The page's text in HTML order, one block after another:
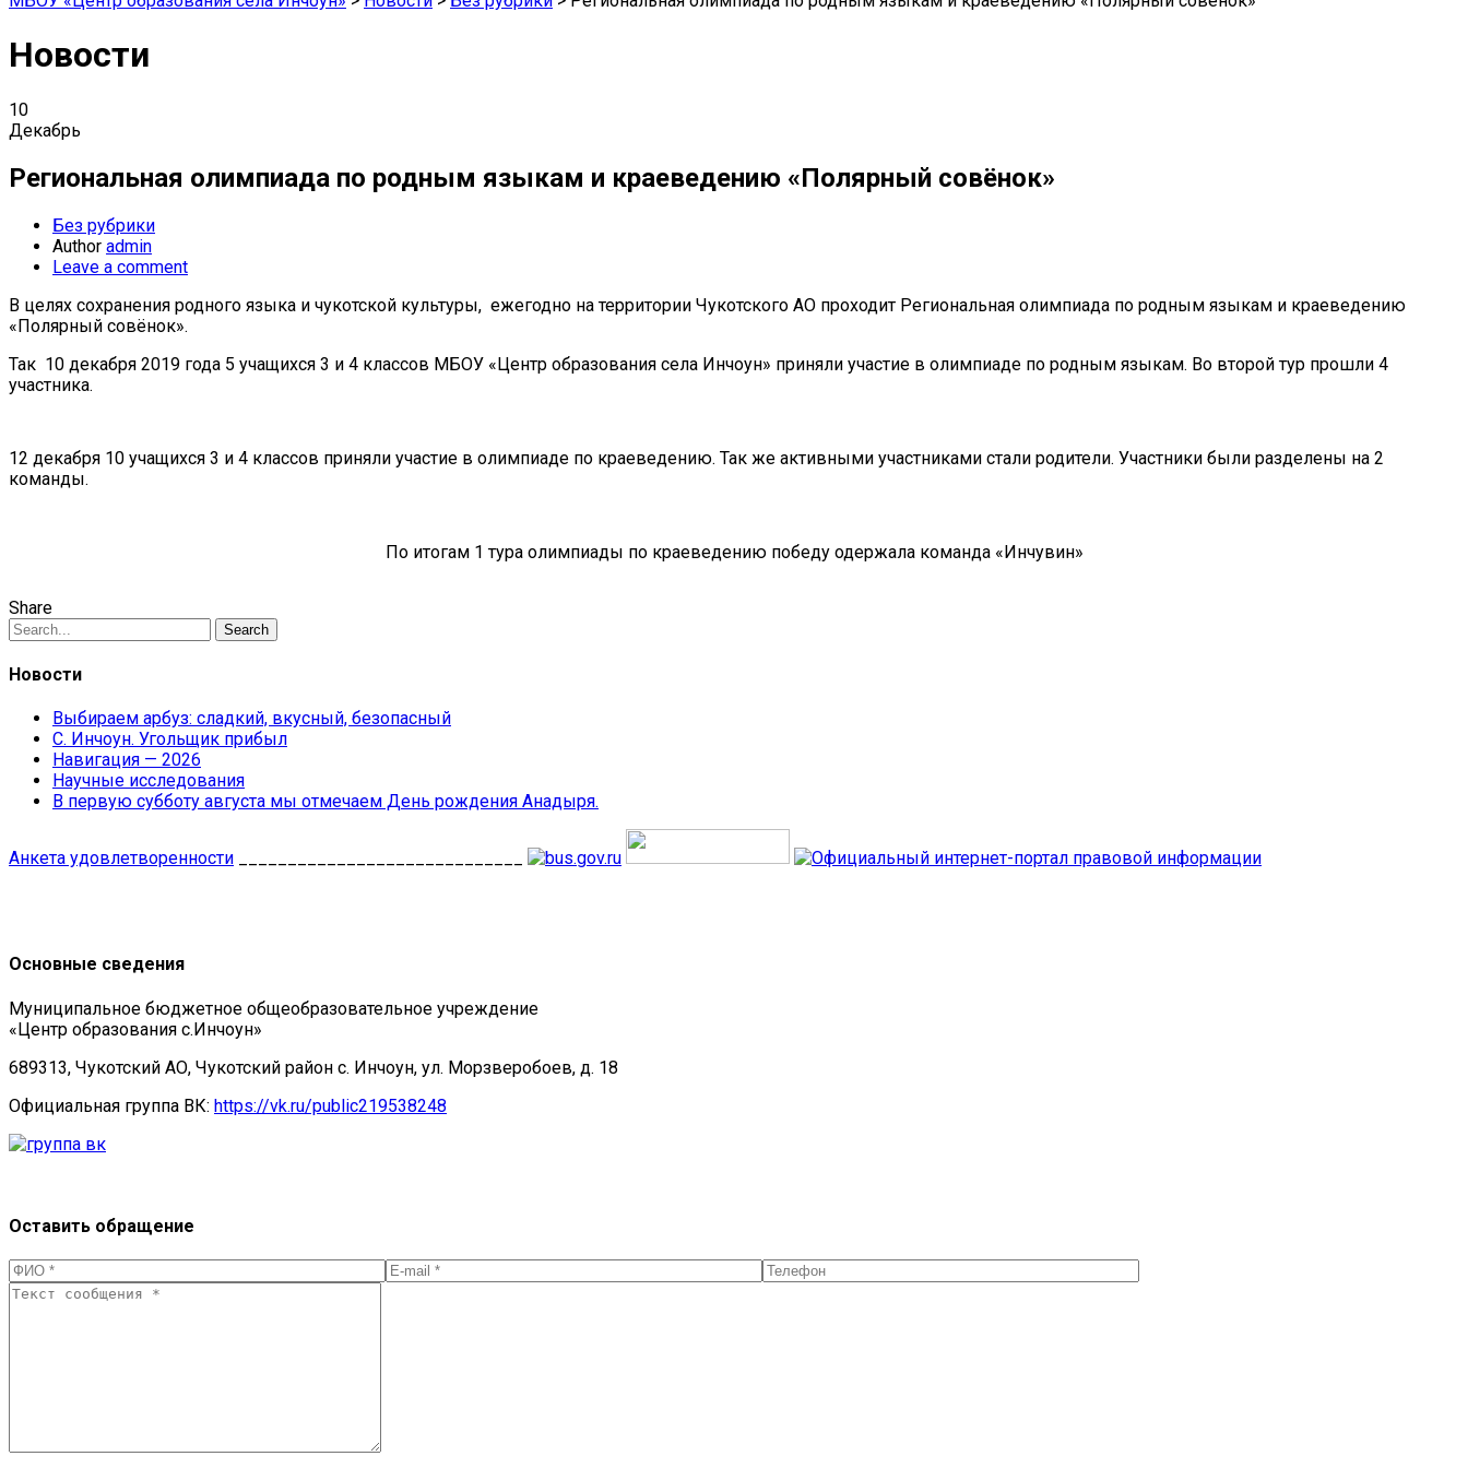
Новости
10
Декабрь
Региональная олимпиада по родным языкам и краеведению «Полярный совёнок»
Без рубрики
Author admin
Leave a comment
В целях сохранения родного языка и чукотской культуры, ежегодно на территории Чукотского АО проходит Региональная олимпиада по родным языкам и краеведению
«Полярный совёнок».
Так 10 декабря 2019 года 5 учащихся 3 и 4 классов МБОУ «Центр образования села Инчоун» приняли участие в олимпиаде по родным языкам. Во второй тур прошли 4
участника.
12 декабря 10 учащихся 3 и 4 классов приняли участие в олимпиаде по краеведению. Так же активными участниками стали родители. Участники были разделены на 2
команды.
По итогам 1 тура олимпиады по краеведению победу одержала команда «Инчувин»
Share
Search
Новости
Выбираем арбуз: сладкий, вкусный, безопасный
С. Инчоун. Угольщик прибыл
Навигация — 2026
Научные исследования
В первую субботу августа мы отмечаем День рождения Анадыря.
Анкета удовлетворенности
Основные сведения
Муниципальное бюджетное общеобразовательное учреждение
«Центр образования с.Инчоун»
689313, Чукотский АО, Чукотский район с. Инчоун, ул. Морзверобоев, д. 18
Официальная группа ВК: https://vk.ru/public219538248
Оставить обращение